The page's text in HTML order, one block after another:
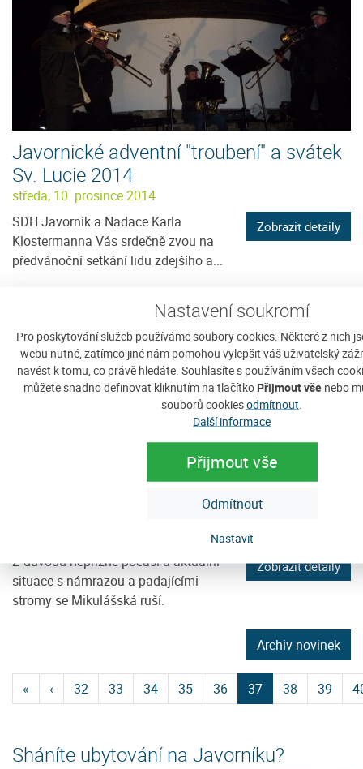
Nastavení soukromí
Pro poskytování služeb používáme soubory cookies. Některé z nich
webu nutné, zatímco jiné nám pomohou vylepšit váš uživatelský
navést k tomu, co právě hledáte. Souhlasíte s používáním všech
můžete snadno definovat kliknutím na tlačítko Přijmout vše nebo
souborů cookiesodmítnout
Další informace
Přijmout vše
Odmítnout
Nastavit
Javornické adventní "troubení" a svátek
Sv. Lucie 2014
středa, 10. prosince 2014
SDH Javorník a Nadace Karla
Klostermanna Vás srdečně zvou na
předvánoční setkání lidu zdejšího a...
Zobrazit detaily
Z důvodů nepřízně počasí a aktuální
situace s námrazou a padajícími
stromy se Mikulášská ruší.
Zobrazit detaily
Archiv novinek
« ‹ 32 33 34 35 36 37 38 39
Sháníte ubytování na Javorníku?